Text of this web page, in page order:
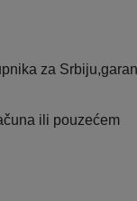
za
ili pouzećem